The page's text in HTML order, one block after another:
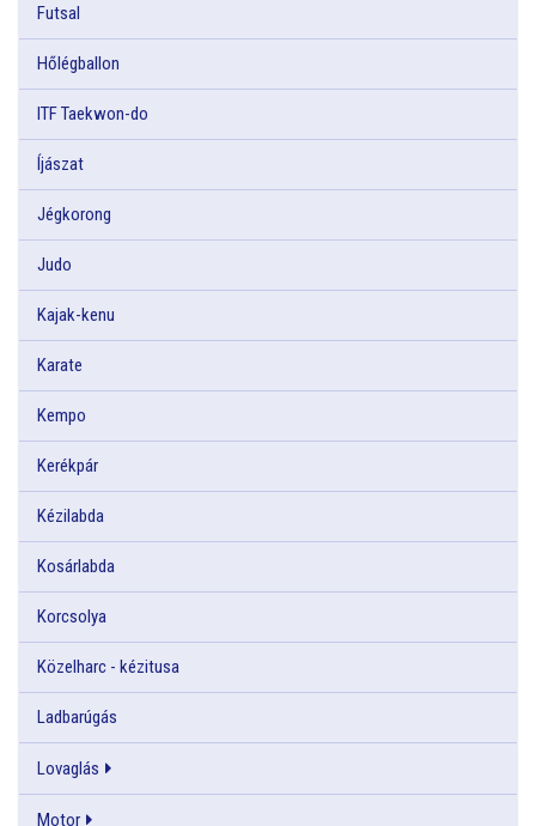
Futsal
Hőlégballon
ITF Taekwon-do
Íjászat
Jégkorong
Judo
Kajak-kenu
Karate
Kempo
Kerékpár
Kézilabda
Kosárlabda
Korcsolya
Közelharc - kézitusa
Ladbarúgás
Lovaglás
Motor